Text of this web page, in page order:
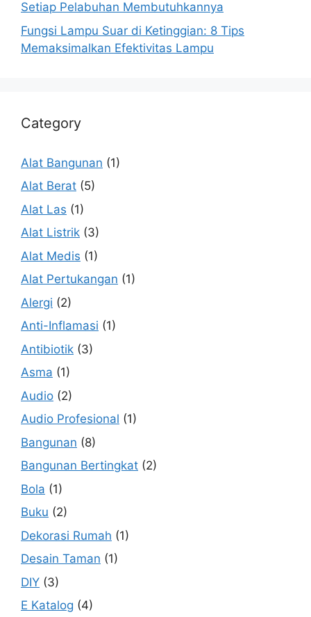
Setiap Pelabuhan Membutuhkannya
Fungsi Lampu Suar di Ketinggian: 8 Tips
Memaksimalkan Efektivitas Lampu
Category
Alat Bangunan (1)
Alat Berat (5)
Alat Las (1)
Alat Listrik (3)
Alat Medis (1)
Alat Pertukangan (1)
Alergi (2)
Anti-Inflamasi (1)
Antibiotik (3)
Asma (1)
Audio (2)
Audio Profesional (1)
Bangunan (8)
Bangunan Bertingkat (2)
Bola (1)
Buku (2)
Dekorasi Rumah (1)
Desain Taman (1)
DIY (3)
E Katalog (4)